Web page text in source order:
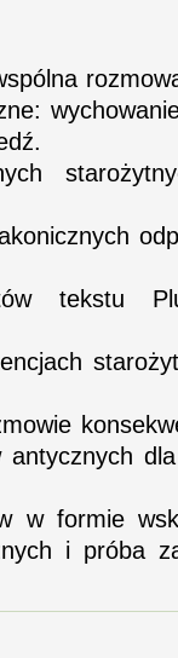
tekstu
w formie
i próba